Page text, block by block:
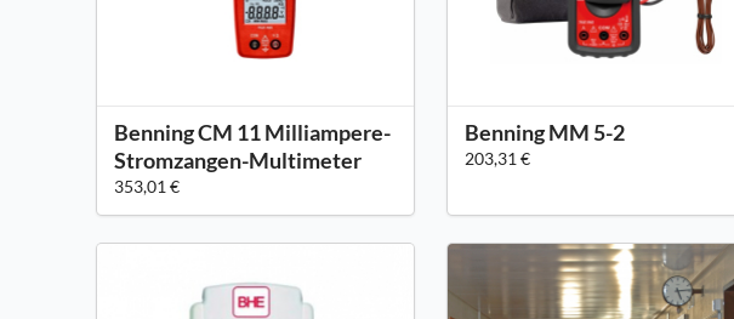
Benning CM 11 Milliampere-
Stromzangen-Multimeter
353,01 €
Benning MM 5-2
203,31 €